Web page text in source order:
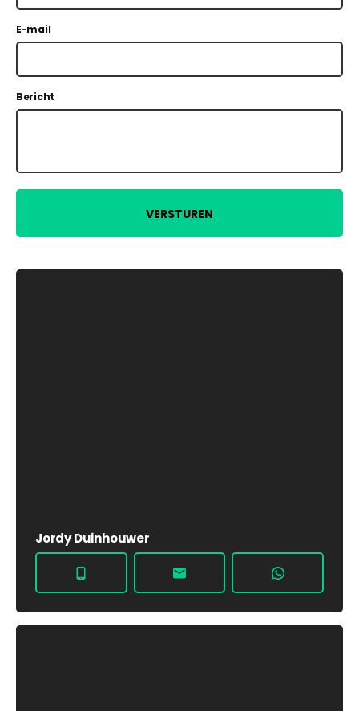
E-mail
Bericht
VERSTUREN
Jordy Duinhouwer